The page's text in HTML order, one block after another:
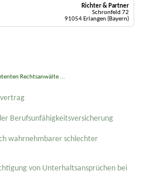
Richter & Partner
Schronfeld 72
91054 Erlangen (Bayern)
Rechtsanwälte ...
Berufsunfähigkeitsversicherung
wahrnehmbarer schlechter
von Unterhaltsansprüchen bei